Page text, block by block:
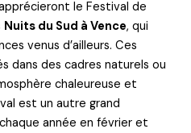
le Festival de
Nuits du Sud à Vence, qui
venus d’ailleurs. Ces
dans des cadres naturels ou
chaleureuse et
est un autre grand
année en février et